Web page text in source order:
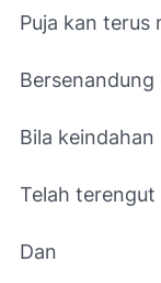
Puja kan terus
Bila keindahan
Telah terengut
Dan